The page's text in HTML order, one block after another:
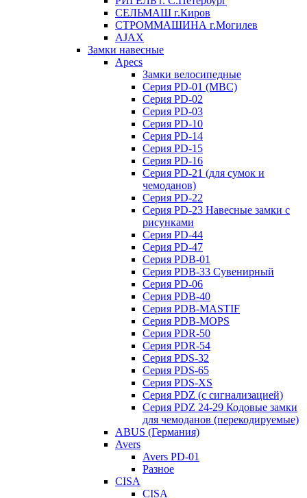
СЕЛЬМАШ г.Киров
СТРОММАШИНА г.Могилев
AJAX
Замки навесные
Apecs
Замки велосипедные
Серия PD-01 (МВС)
Серия PD-02
Серия PD-03
Серия PD-10
Серия PD-14
Серия PD-15
Серия PD-16
Серия PD-21 (для сумок и
чемоданов)
Серия PD-22
Серия PD-23 Навесные замки с
рисунками
Серия PD-44
Серия PD-47
Серия PDB-01
Серия PDB-33 Сувенирный
Серия PD-06
Серия PDB-40
Серия PDB-MASTIF
Серия PDB-MOPS
Серия PDR-50
Серия PDR-54
Серия PDS-32
Серия PDS-65
Серия PDS-XS
Серия PDZ (с сигнализацией)
Серия PDZ 24-29 Кодовые замки
для чемоданов (перекодируемые)
ABUS (Германия)
Avers
Avers PD-01
Разное
CISA
CISA